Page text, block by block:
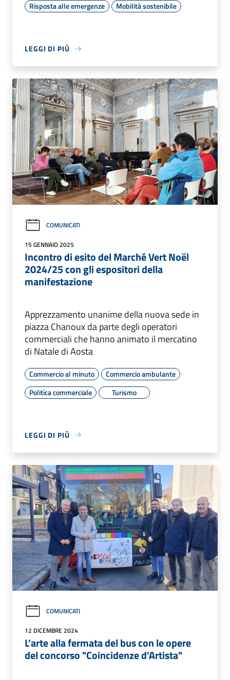
Risposta alle emergenze Mobilità sostenibile
LEGGI DI PIÙ
COMUNICATI
15 GENNAIO 2025
Incontro di esito del Marché Vert Noël
2024/25 con gli espositori della
manifestazione
Apprezzamento unanime della nuova sede in
piazza Chanoux da parte degli operatori
commerciali che hanno animato il mercatino
di Natale di Aosta
Commercio al minuto
Commercio ambulante
Politica commerciale
Turismo
LEGGI DI PIÙ
COMUNICATI
12 DICEMBRE 2024
L'arte alla fermata del bus con le opere
del concorso "Coincidenze d'Artista"